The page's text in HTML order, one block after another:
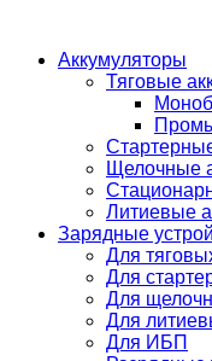
Аккумуляторы
Тяговые
Щелочные
Литиевые
Зарядные
Для
Для
Для
Для
Для ИБП